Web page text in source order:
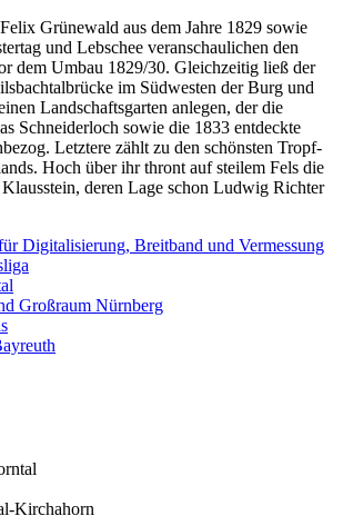
Grüne­wald aus dem Jahre 1829 sowie
und Lebschee veran­schau­li­chen den
dem Umbau 1829/30. Gleich­zeitig ließ der
im Südwesten der Burg und
Land­schafts­garten anlegen, der die
Schnei­der­loch sowie die 1833 entdeckte
Letz­tere zählt zu den schönsten Tropf­
Hoch über ihr thront auf steilem Fels die
deren Lage schon Ludwig Richter
Kirchahorn